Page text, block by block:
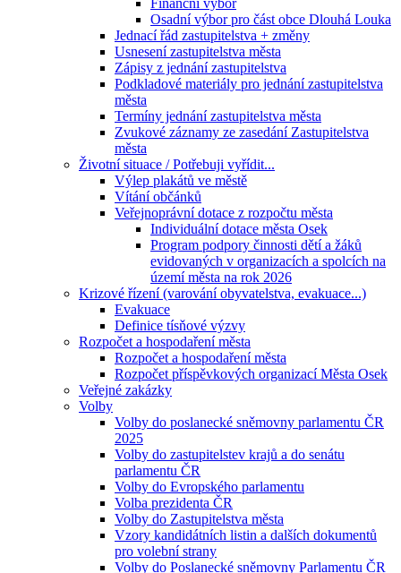
Osadní výbor pro část obce Dlouhá Louka
Jednací řád zastupitelstva + změny
Usnesení zastupitelstva města
Zápisy z jednání zastupitelstva
Podkladové materiály pro jednání zastupitelstva
města
Termíny jednání zastupitelstva města
Zvukové záznamy ze zasedání Zastupitelstva
města
Životní situace / Potřebuji vyřídit...
Výlep plakátů ve městě
Vítání občánků
Veřejnoprávní dotace z rozpočtu města
Individuální dotace města Osek
Program podpory činnosti dětí a žáků
evidovaných v organizacích a spolcích na
území města na rok 2026
Krizové řízení (varování obyvatelstva, evakuace...)
Evakuace
Definice tísňové výzvy
Rozpočet a hospodaření města
Rozpočet a hospodaření města
Rozpočet příspěvkových organizací Města Osek
Veřejné zakázky
Volby
Volby do poslanecké sněmovny parlamentu ČR
2025
Volby do zastupitelstev krajů a do senátu
parlamentu ČR
Volby do Evropského parlamentu
Volba prezidenta ČR
Volby do Zastupitelstva města
Vzory kandidátních listin a dalších dokumentů
pro volební strany
Volby do Poslanecké sněmovny Parlamentu ČR